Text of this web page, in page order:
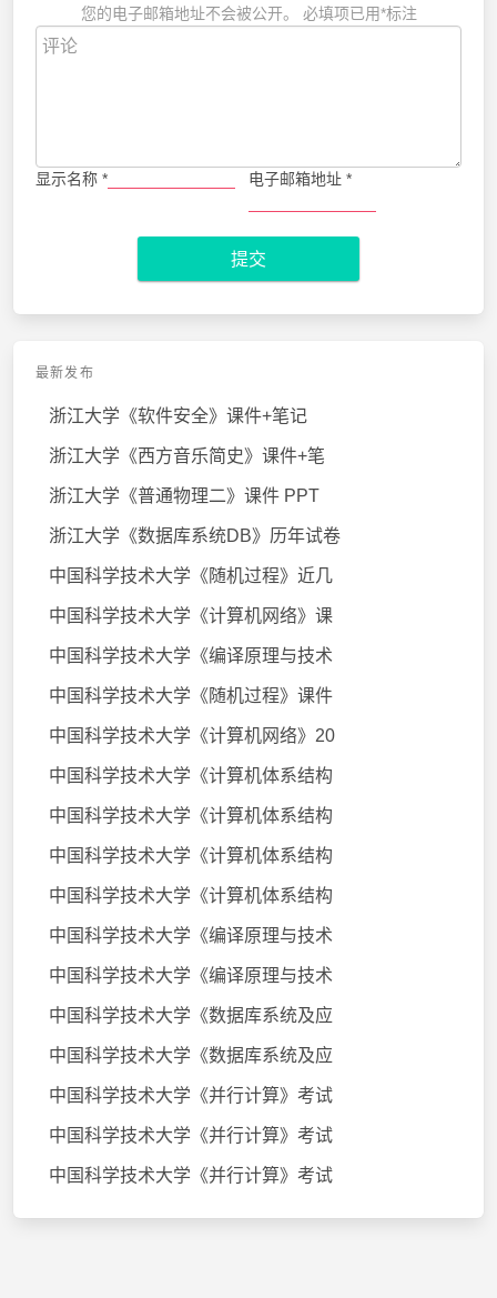
您的电子邮箱地址不会被公开。 必填项已用*标注
显示名称 * 电子邮箱地址 *
提交
最新发布
浙江大学《软件安全》课件+笔记
浙江大学《西方音乐简史》课件+笔
浙江大学《普通物理二》课件 PPT
浙江大学《数据库系统DB》历年试卷
中国科学技术大学《随机过程》近几
中国科学技术大学《计算机网络》课
中国科学技术大学《编译原理与技术
中国科学技术大学《随机过程》课件
中国科学技术大学《计算机网络》20
中国科学技术大学《计算机体系结构
中国科学技术大学《计算机体系结构
中国科学技术大学《计算机体系结构
中国科学技术大学《计算机体系结构
中国科学技术大学《编译原理与技术
中国科学技术大学《编译原理与技术
中国科学技术大学《数据库系统及应
中国科学技术大学《数据库系统及应
中国科学技术大学《并行计算》考试
中国科学技术大学《并行计算》考试
中国科学技术大学《并行计算》考试